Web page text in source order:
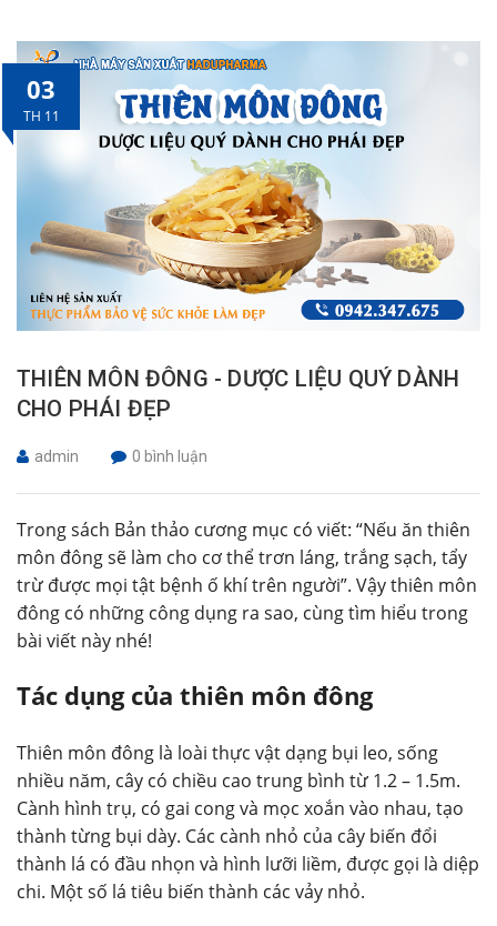
03
TH 11
THIÊN MÔN ĐÔNG - DƯỢC LIỆU QUÝ DÀNH
CHO PHÁI ĐẸP
admin 0 bình luận
Trong sách Bản thảo cương mục có viết: “Nếu ăn thiên
môn đông sẽ làm cho cơ thể trơn láng, trắng sạch, tẩy
trừ được mọi tật bệnh ố khí trên người”. Vậy thiên môn
đông có những công dụng ra sao, cùng tìm hiểu trong
bài viết này nhé!
Tác dụng của thiên môn đông
Thiên môn đông là loài thực vật dạng bụi leo, sống
nhiều năm, cây có chiều cao trung bình từ 1.2 – 1.5m.
Cành hình trụ, có gai cong và mọc xoắn vào nhau, tạo
thành từng bụi dày. Các cành nhỏ của cây biến đổi
thành lá có đầu nhọn và hình lưỡi liềm, được gọi là diệp
chi. Một số lá tiêu biến thành các vảy nhỏ.